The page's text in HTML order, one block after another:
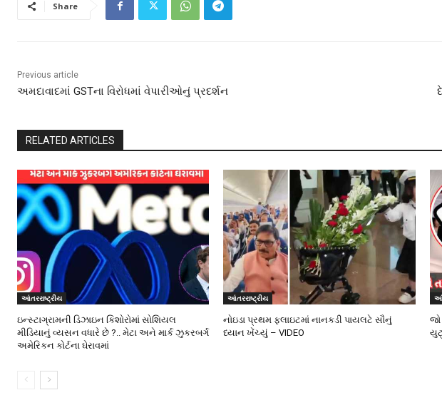
Share
Previous article
અમદાવાદમાં GSTના વિરોધમાં વેપારીઓનું પ્રદર્શન
RELATED ARTICLES
આંતરરાષ્ટ્રીય
ઇન્સ્ટાગ્રામની ડિઝાઇન કિશોરોમાં સોશિયલ
મીડિયાનું વ્યસન વધારે છે ?.. મેટા અને માર્ક ઝુકરબર્ગ
અમેરિકન કોર્ટના ઘેરાવમાં
આંતરરાષ્ટ્રીય
નોઇડા પ્રથમ ફ્લાઇટમાં નાનકડી પાયલટે સૌનું
ધ્યાન ખેંચ્યું – VIDEO
જો